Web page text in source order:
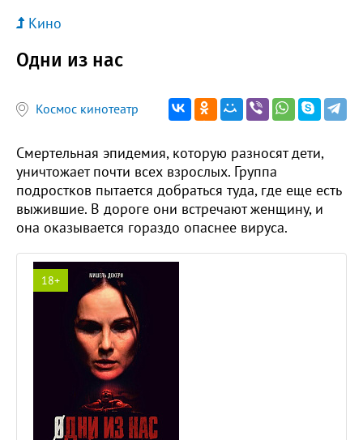
Кино
Одни из нас
Космос кинотеатр
Смертельная эпидемия, которую разносят дети,
уничтожает почти всех взрослых. Группа
подростков пытается добраться туда, где еще есть
выжившие. В дороге они встречают женщину, и
она оказывается гораздо опаснее вируса.
18+